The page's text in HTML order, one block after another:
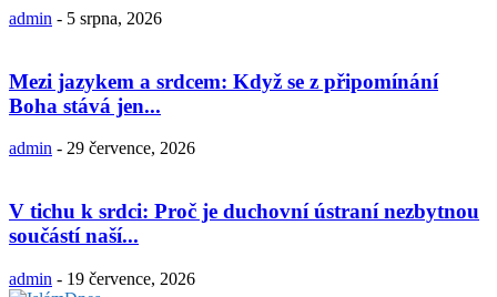
admin - 5 srpna, 2026
Mezi jazykem a srdcem: Když se z připomínání
Boha stává jen...
admin - 29 července, 2026
V tichu k srdci: Proč je duchovní ústraní nezbytnou
součástí naší...
admin - 19 července, 2026